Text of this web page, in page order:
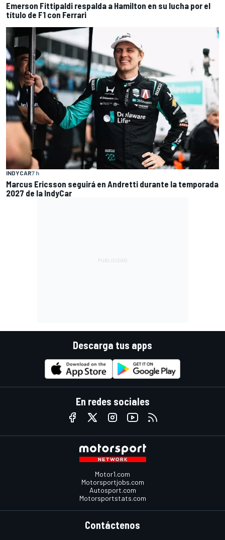
Emerson Fittipaldi respalda a Hamilton en su lucha por el
título de F1 con Ferrari
INDYCAR7 h
Marcus Ericsson seguirá en Andretti durante la temporada
2027 de la IndyCar
Descarga tus apps
En redes sociales
Motor1.com
Motorsportjobs.com
Autosport.com
Motorsportstats.com
Contáctenos